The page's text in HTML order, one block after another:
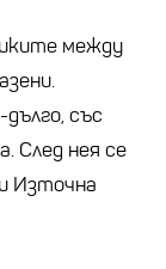
между
със
След нея се
Източна